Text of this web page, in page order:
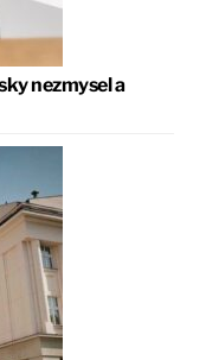
nezmysel a